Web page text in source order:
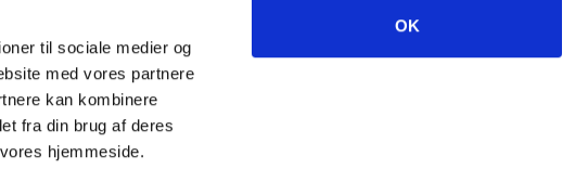
til sociale medier og
med vores partnere
kan kombinere
fra din brug af deres
hjemmeside.
OK